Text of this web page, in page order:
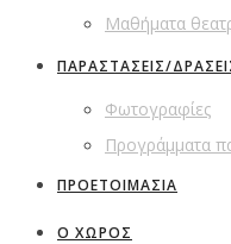
Μαθήματα
ΠΑΡΑΣΤΑΣΕΙΣ/
Φωτογραφίες
Προγράμματα
ΠΡΟΕΤΟΙΜΑΣΙΑ
Ο ΧΩΡΟΣ